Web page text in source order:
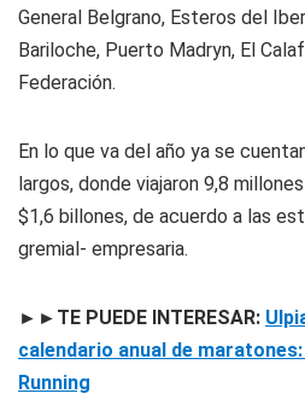
General Belgrano, Esteros del
Bariloche, Puerto Madryn, El
Federación.
En lo que va del año ya se
largos, donde viajaron 9,8
$1,6 billones, de acuerdo a las
gremial- empresaria.
►►TE PUEDE INTERESAR:
calendario anual de
Running